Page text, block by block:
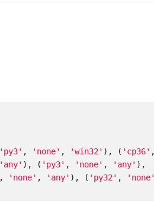
'py3' , 'none' , 'win32' ), ( 'cp36'
'any' ), ( 'py3' , 'none' , 'any' ),
, 'none' , 'any' ), ( 'py32' , 'none'